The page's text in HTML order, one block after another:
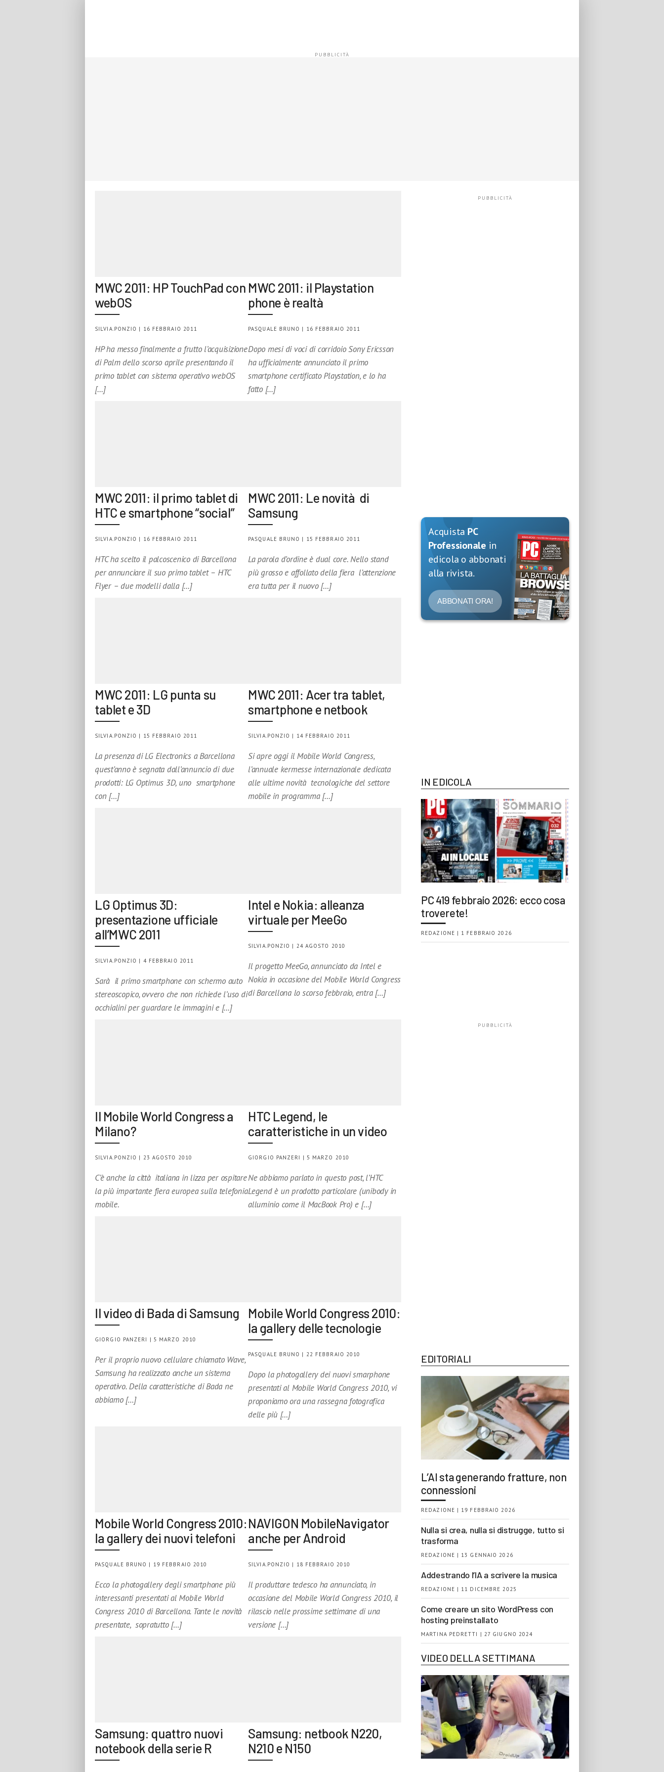
MWC 2011: HP TouchPad con
webOS
SILVIA.PONZIO | 16 FEBBRAIO 2011
HP ha messo finalmente a frutto l’acquisizione
di Palm dello scorso aprile presentando il
primo tablet con sistema operativo webOS
[…]
MWC 2011: il Playstation
phone è realtà
PASQUALE BRUNO | 16 FEBBRAIO 2011
Dopo mesi di voci di corridoio Sony Ericsson
ha ufficialmente annunciato il primo
smartphone certificato Playstation, e lo ha
fatto […]
MWC 2011: il primo tablet di
HTC e smartphone “social”
SILVIA.PONZIO | 16 FEBBRAIO 2011
HTC ha scelto il palcoscenico di Barcellona
per annunciare il suo primo tablet – HTC
Flyer – due modelli dalla […]
MWC 2011: Le novità di
Samsung
PASQUALE BRUNO | 15 FEBBRAIO 2011
La parola d’ordine è dual core. Nello stand
più grosso e affollato della fiera l’attenzione
era tutta per il nuovo […]
MWC 2011: LG punta su
tablet e 3D
SILVIA.PONZIO | 15 FEBBRAIO 2011
La presenza di LG Electronics a Barcellona
quest’anno è segnata dall’annuncio di due
prodotti: LG Optimus 3D, uno smartphone
con […]
MWC 2011: Acer tra tablet,
smartphone e netbook
SILVIA.PONZIO | 14 FEBBRAIO 2011
Si apre oggi il Mobile World Congress,
l’annuale kermesse internazionale dedicata
alle ultime novità tecnologiche del settore
mobile in programma […]
LG Optimus 3D:
presentazione ufficiale
all’MWC 2011
SILVIA.PONZIO | 4 FEBBRAIO 2011
Sarà il primo smartphone con schermo auto
stereoscopico, ovvero che non richiede l’uso di
occhialini per guardare le immagini e […]
Intel e Nokia: alleanza
virtuale per MeeGo
SILVIA.PONZIO | 24 AGOSTO 2010
Il progetto MeeGo, annunciato da Intel e
Nokia in occasione del Mobile World Congress
di Barcellona lo scorso febbraio, entra […]
Il Mobile World Congress a
Milano?
SILVIA.PONZIO | 23 AGOSTO 2010
C’è anche la città italiana in lizza per ospitare
la più importante fiera europea sulla telefonia
mobile.
HTC Legend, le
caratteristiche in un video
GIORGIO PANZERI | 5 MARZO 2010
Ne abbiamo parlato in questo post, l’HTC
Legend è un prodotto particolare (unibody in
alluminio come il MacBook Pro) e […]
Il video di Bada di Samsung
GIORGIO PANZERI | 5 MARZO 2010
Per il proprio nuovo cellulare chiamato Wave,
Samsung ha realizzato anche un sistema
operativo. Della caratteristiche di Bada ne
abbiamo […]
Mobile World Congress 2010:
la gallery delle tecnologie
PASQUALE BRUNO | 22 FEBBRAIO 2010
Dopo la photogallery dei nuovi smarphone
presentati al Mobile World Congress 2010, vi
proponiamo ora una rassegna fotografica
delle più […]
Mobile World Congress 2010:
la gallery dei nuovi telefoni
PASQUALE BRUNO | 19 FEBBRAIO 2010
Ecco la photogallery degli smartphone più
interessanti presentati al Mobile World
Congress 2010 di Barcellona. Tante le novità
presentate, sopratutto […]
NAVIGON MobileNavigator
anche per Android
SILVIA.PONZIO | 18 FEBBRAIO 2010
Il produttore tedesco ha annunciato, in
occasione del Mobile World Congress 2010, il
rilascio nelle prossime settimane di una
versione […]
Samsung: quattro nuovi
notebook della serie R
Samsung: netbook N220,
N210 e N150
Acquista PC
Professionale in
edicola o abbonati
alla rivista.
ABBONATI ORA!
IN EDICOLA
PC 419 febbraio 2026: ecco cosa
troverete!
REDAZIONE | 1 FEBBRAIO 2026
EDITORIALI
L’AI sta generando fratture, non
connessioni
REDAZIONE | 19 FEBBRAIO 2026
Nulla si crea, nulla si distrugge, tutto si
trasforma
REDAZIONE | 13 GENNAIO 2026
Addestrando l’IA a scrivere la musica
REDAZIONE | 11 DICEMBRE 2025
Come creare un sito WordPress con
hosting preinstallato
MARTINA PEDRETTI | 27 GIUGNO 2024
VIDEO DELLA SETTIMANA